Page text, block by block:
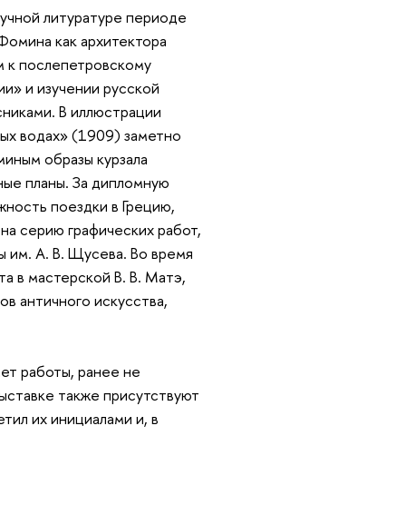
литуратуре периоде
как архитектора
к послепетровскому
и изучении русской
В иллюстрации
водах» (1909) заметно
образы курзала
планы. За дипломную
поездки в Грецию,
серию графических работ,
им. А. В. Щусева. Во время
в мастерской В. В. Матэ,
античного искусства,
работы, ранее не
также присутствуют
их инициалами и, в